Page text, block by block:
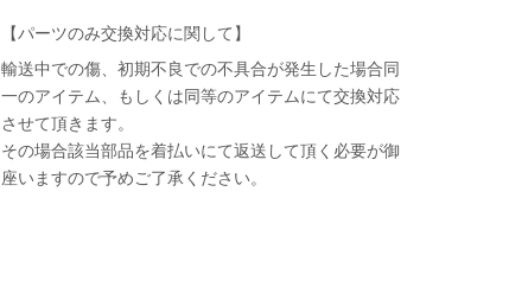
【パーツのみ交換対応に関して】
輸送中での傷、初期不良での不具合が発生した場合同
一のアイテム、もしくは同等のアイテムにて交換対応
させて頂きます。
その場合該当部品を着払いにて返送して頂く必要が御
座いますので予めご了承ください。